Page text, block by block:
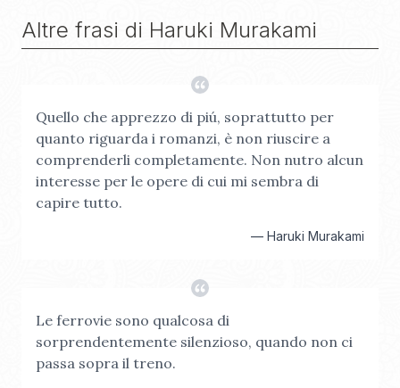
Altre frasi di Haruki Murakami
Quello che apprezzo di piú, soprattutto per
quanto riguarda i romanzi, è non riuscire a
comprenderli completamente. Non nutro alcun
interesse per le opere di cui mi sembra di
capire tutto.
— Haruki Murakami
Le ferrovie sono qualcosa di
sorprendentemente silenzioso, quando non ci
passa sopra il treno.